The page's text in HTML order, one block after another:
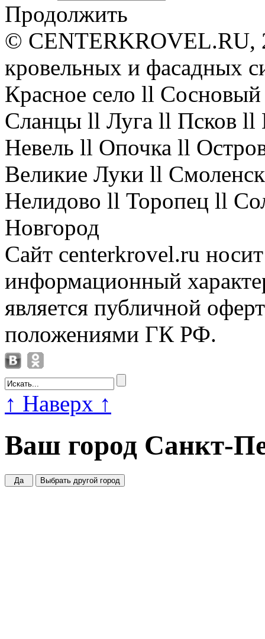
Продолжить
© CENTERKROVEL.RU,
кровельных и фасадных
Красное село ll
Сланцы ll Луга ll Псков
Невель ll Опочка ll
Великие Луки ll
Нелидово ll Торопец ll
Новгород
Сайт centerkrovel.ru
информационный
является публичной
положениями ГК РФ.
↑ Наверх ↑
Ваш город Санкт-
Да Выбрать другой город